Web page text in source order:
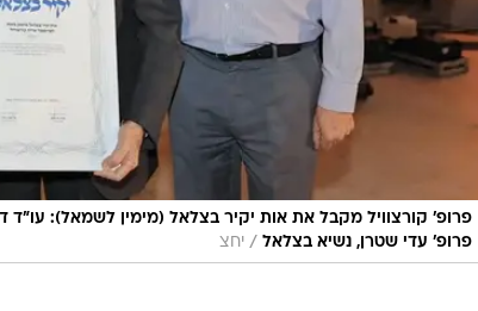
פרופ' קורצוויל מקבל את אות יקיר בצלאל (מימין לשמאל): עו"ד
פרופ' עדי שטרן, נשיא בצלאל / יחצ